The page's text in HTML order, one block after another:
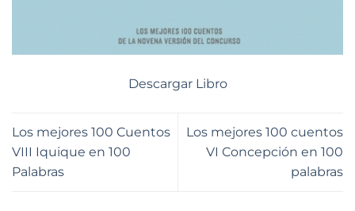
Descargar Libro
Los mejores 100 Cuentos
VIII Iquique en 100
Palabras
Los mejores 100 cuentos
VI Concepción en 100
palabras